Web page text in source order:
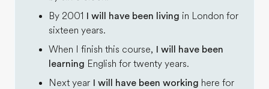
By 2001 I will have been living in London for
sixteen years.
When I finish this course, I will have been
learning English for twenty years.
Next year I will have been working here for